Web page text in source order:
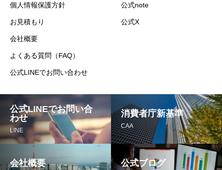
個人情報保護方針
お見積もり
会社概要
よくある質問（FAQ）
公式LINEでお問い合わせ
公式note
公式X
公式LINEでお問い合
わせ
LINE
消費者庁新基準
CAA
会社概要 公式ブログ